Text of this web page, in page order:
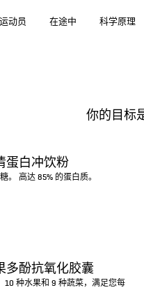
运动员 在途中 科学原理
你的目标
蛋白冲饮粉
。 高达 85% 的蛋白质。
多酚抗氧化胶囊
10 种水果和 9 种蔬菜，满足您每